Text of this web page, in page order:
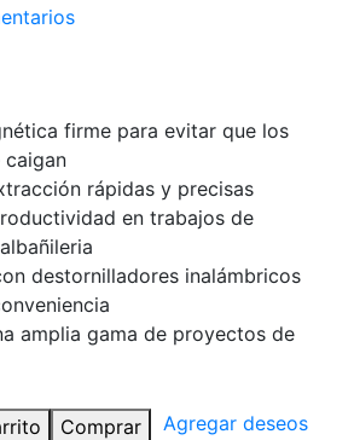
firme para evitar que los
rápidas y precisas
en trabajos de
destornilladores inalámbricos
amplia gama de proyectos de
Comprar Agregar deseos